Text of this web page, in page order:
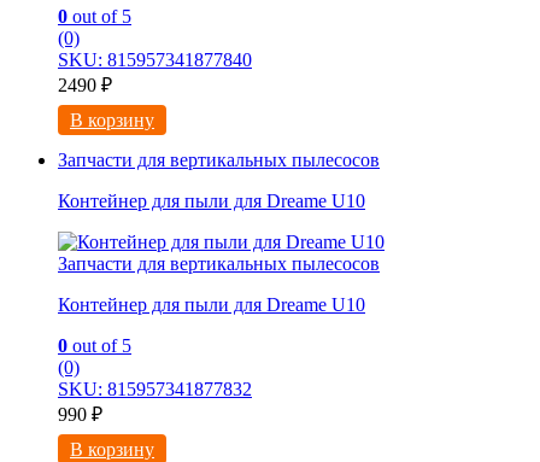
0 out of 5
(0)
SKU: 815957341877840
2490 ₽
В корзину
Запчасти для вертикальных пылесосов
Контейнер для пыли для Dreame U10
Запчасти для вертикальных пылесосов
Контейнер для пыли для Dreame U10
0 out of 5
(0)
SKU: 815957341877832
990 ₽
В корзину